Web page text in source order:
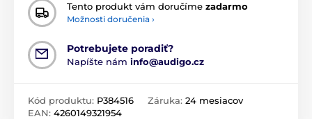
Tento produkt vám doručíme zadarmo
Možnosti doručenia ›
Potrebujete poradiť?
Napíšte nám info@audigo.cz
Kód produktu: P384516
EAN: 4260149321954
Záruka: 24 mesiacov